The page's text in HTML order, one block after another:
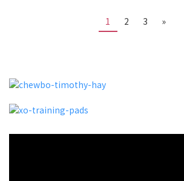
1 2 3 »